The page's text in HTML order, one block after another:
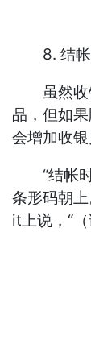
8. 结帐
虽然收
品，但如
会增加收银
“结帐时
条形码朝
it上说，“